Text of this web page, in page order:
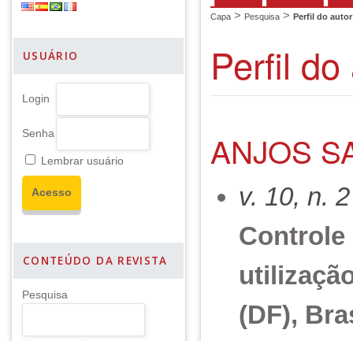
USUÁRIO
Login
Senha
Lembrar usuário
CONTEÚDO DA REVISTA
Pesquisa
Capa > Pesquisa > Perfil do autor
Perfil
ANJOS
v. 10, n.
Controle
(DF),